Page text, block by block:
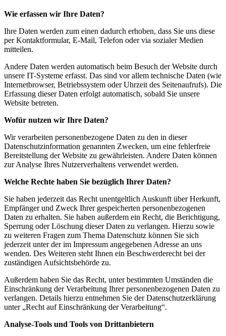
Wie erfassen wir Ihre Daten?
Ihre Daten werden zum einen dadurch erhoben, dass Sie uns diese
per Kontaktformular, E-Mail, Telefon oder via sozialer Medien
mitteilen.
Andere Daten werden automatisch beim Besuch der Website durch
unsere IT-Systeme erfasst. Das sind vor allem technische Daten (wie
Internetbrowser, Betriebssystem oder Uhrzeit des Seitenaufrufs). Die
Erfassung dieser Daten erfolgt automatisch, sobald Sie unsere
Website betreten.
Wofür nutzen wir Ihre Daten?
Wir verarbeiten personenbezogene Daten zu den in dieser
Datenschutzinformation genannten Zwecken, um eine fehlerfreie
Bereitstellung der Website zu gewährleisten. Andere Daten können
zur Analyse Ihres Nutzerverhaltens verwendet werden.
Welche Rechte haben Sie bezüglich Ihrer Daten?
Sie haben jederzeit das Recht unentgeltlich Auskunft über Herkunft,
Empfänger und Zweck Ihrer gespeicherten personenbezogenen
Daten zu erhalten. Sie haben außerdem ein Recht, die Berichtigung,
Sperrung oder Löschung dieser Daten zu verlangen. Hierzu sowie
zu weiteren Fragen zum Thema Datenschutz können Sie sich
jederzeit unter der im Impressum angegebenen Adresse an uns
wenden. Des Weiteren steht Ihnen ein Beschwerderecht bei der
zuständigen Aufsichtsbehörde zu.
Außerdem haben Sie das Recht, unter bestimmten Umständen die
Einschränkung der Verarbeitung Ihrer personenbezogenen Daten zu
verlangen. Details hierzu entnehmen Sie der Datenschutzerklärung
unter „Recht auf Einschränkung der Verarbeitung“.
Analyse-Tools und Tools von Drittanbietern